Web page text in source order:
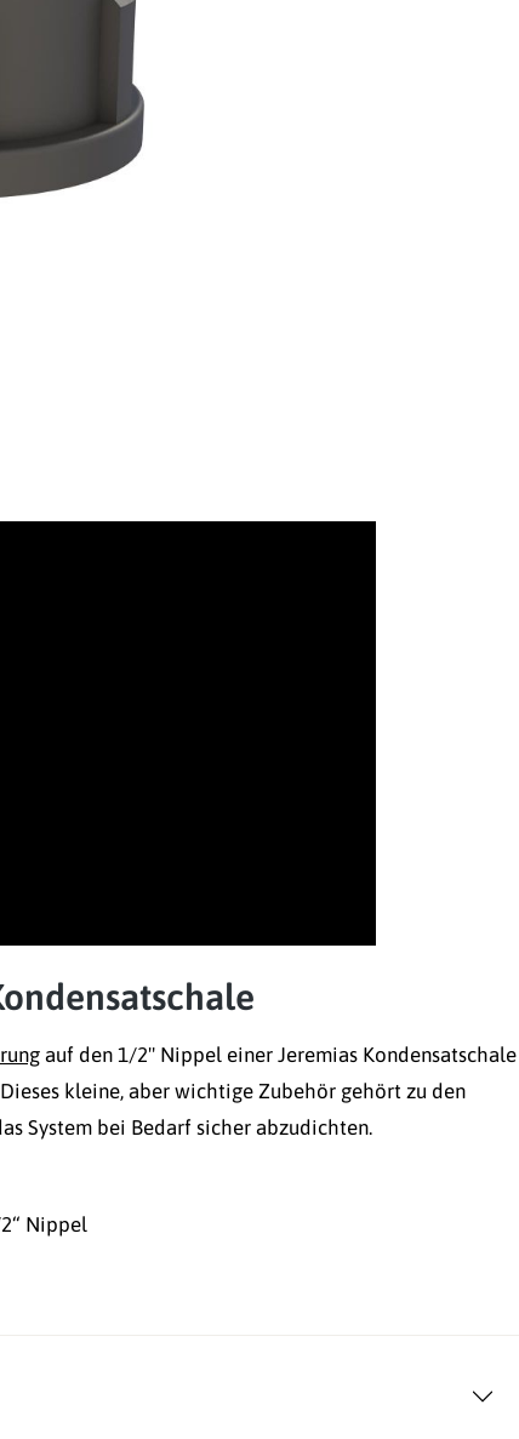
auf den 1/2" Nippel einer Jeremias Kondensatschale
kleine, aber wichtige Zubehör gehört zu den
System bei Bedarf sicher abzudichten.
Nippel